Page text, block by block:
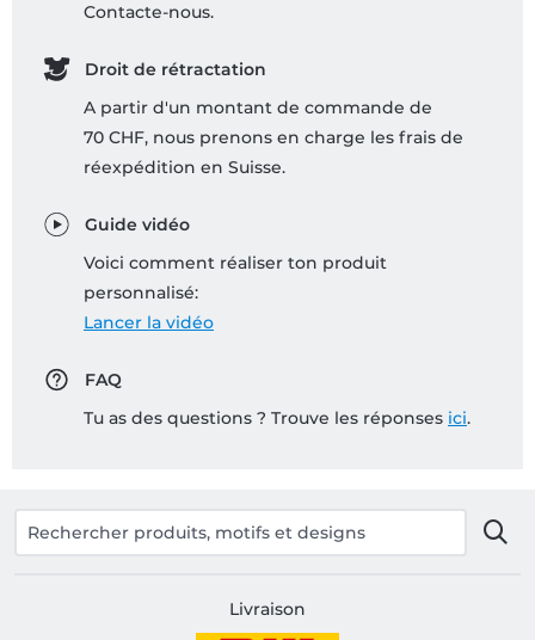
Contacte-nous.
Droit de rétractation
A partir d'un montant de commande de
70 CHF, nous prenons en charge les frais de
réexpédition en Suisse.
Guide vidéo
Voici comment réaliser ton produit
personnalisé:
Lancer la vidéo
FAQ
Tu as des questions ? Trouve les réponses ici.
Livraison